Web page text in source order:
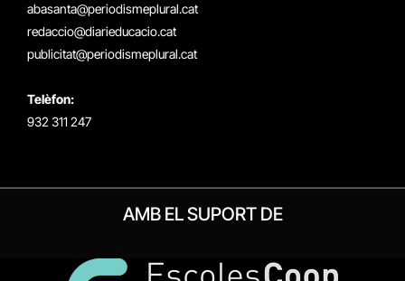
abasanta@periodismeplural.cat
redaccio@diarieducacio.cat
publicitat@periodismeplural.cat
Telèfon:
932 311 247
AMB EL SUPORT DE